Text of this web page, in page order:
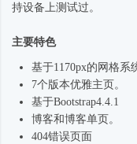
持设备上测试过。
主要特色
基于1170px的网格系
7个版本优雅主页。
基于Bootstrap4 .4.1
博客和博客单页。
404错误页面